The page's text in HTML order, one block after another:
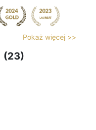
Pokaż więcej >>
(23)